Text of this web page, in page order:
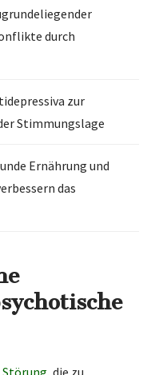
durch
zur
Stimmungslage
Ernährung und
das